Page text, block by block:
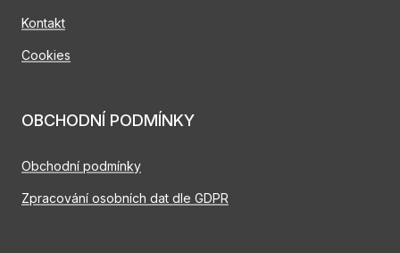
Kontakt
Cookies
OBCHODNÍ PODMÍNKY
Obchodní podmínky
Zpracování osobních dat dle GDPR